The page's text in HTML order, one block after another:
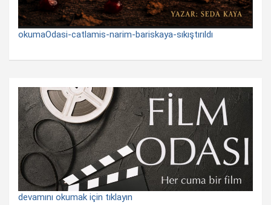
okumaOdasi-catlamis-narim-bariskaya-sıkıştırıldı
devamını okumak için tıklayın